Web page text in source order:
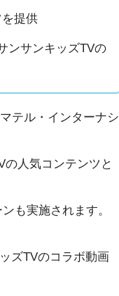
提供
ンサンキッズTVの
テル・インターナシ
人気コンテンツと
も実施されます。
ズTVのコラボ動画